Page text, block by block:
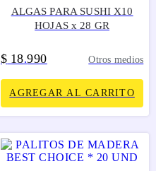
ALGAS PARA SUSHI X10
HOJAS x 28 GR
$ 18.990 Otros medios
AGREGAR AL CARRITO